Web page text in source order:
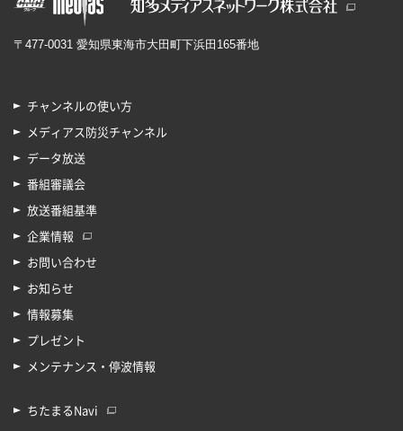
〒477-0031 愛知県東海市大田町下浜田165番地
チャンネルの使い方
メディアス防災チャンネル
データ放送
番組審議会
放送番組基準
企業情報
お問い合わせ
お知らせ
情報募集
プレゼント
メンテナンス・停波情報
ちたまるNavi